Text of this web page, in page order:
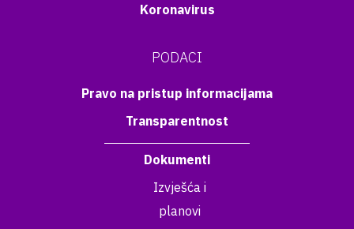
Koronavirus
PODACI
Pravo na pristup informacijama
Transparentnost
Dokumenti
Izvješća i
planovi